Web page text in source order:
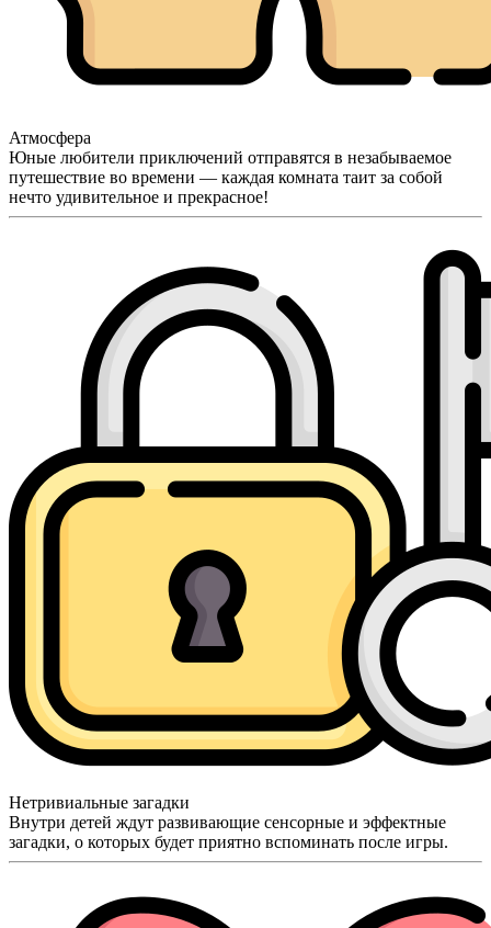
Атмосфера
Юные любители приключений отправятся в незабываемое
путешествие во времени — каждая комната таит за собой
нечто удивительное и прекрасное!
Нетривиальные загадки
Внутри детей ждут развивающие сенсорные и эффектные
загадки, о которых будет приятно вспоминать после игры.